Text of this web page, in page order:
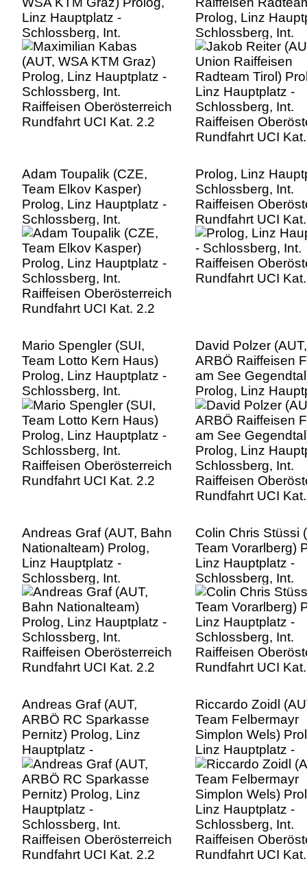
Linz Hauptplatz -
Schlossberg, Int.
Raiffeisen Oberösterreich
Rundfahrt UCI Kat. 2.2
Prolog, Linz
Schlossberg, Int.
Raiffeisen
Rundfahrt UCI
Adam Toupalik (CZE,
Team Elkov Kasper)
Prolog, Linz Hauptplatz -
Schlossberg, Int.
Raiffeisen Oberösterreich
Rundfahrt UCI Kat. 2.2
Prolog, Linz
Schlossberg, Int.
Raiffeisen
Rundfahrt UCI
Mario Spengler (SUI,
Team Lotto Kern Haus)
Prolog, Linz Hauptplatz -
Schlossberg, Int.
Raiffeisen Oberösterreich
Rundfahrt UCI Kat. 2.2
David Polzer
ARBÖ Raiffeisen
am See
Prolog, Linz
Schlossberg, Int.
Raiffeisen
Rundfahrt UCI
Andreas Graf (AUT, Bahn
Nationalteam) Prolog,
Linz Hauptplatz -
Schlossberg, Int.
Raiffeisen Oberösterreich
Rundfahrt UCI Kat. 2.2
Colin Chris Stüssi
Team Vorarlberg)
Linz Hauptplatz -
Schlossberg, Int.
Raiffeisen
Rundfahrt UCI
Andreas Graf (AUT,
ARBÖ RC Sparkasse
Pernitz) Prolog, Linz
Hauptplatz -
Schlossberg, Int.
Raiffeisen Oberösterreich
Rundfahrt UCI Kat. 2.2
Riccardo Zoidl
Team Felbermayr
Simplon Wels)
Linz Hauptplatz -
Schlossberg, Int.
Raiffeisen
Rundfahrt UCI